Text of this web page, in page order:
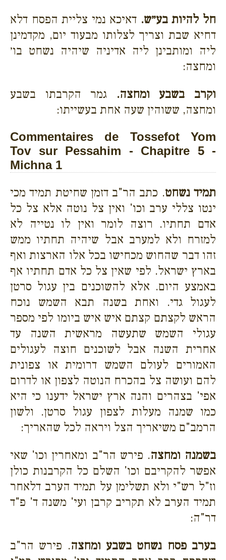
חל להיות בע״ש. דאיכא נמי צליית הפסח דלא
דחיא שבת וצריך לצלותו מבעוד יום, מקדמינן
ליה ומותבינן ליה אדיניה שיהיה נשחט בו׳
ומחצה:
וקרב בשבע ומחצה. גמר הקרבתו בשבע
ומחצה, ששוהין שעה אחת בעשייתו:
Commentaires de Tossefot Yom
Tov sur Pessahim - Chapitre 5 -
Michna 1
תמיד נשחט. כתב הר"ב דזמן שחיטת תמיד מכי
ינטו צללי ערב וכו' ואין צל נוטה אלא צל כל
אדם תחתיו. רוצה לומר ואין לו נטייה לא
למזרח ולא למערב אבל שיהיה תחתיו ממש
זהו דבר שהחוש מכחישו בכל אלו הארצות ואף
בארץ ישראל. לפי שאין צל כל אדם תחתיו אף
באמצע היום. אלא להשוכנים בין עגול סרטן
לעגול גדי. ואחת בשנה תבא השמש נוכח
הראש לקצתם קצתם איש איש ביומו לפי מספר
עגולי השמש שתעשה מראשית השנה עד
אחרית השנה אבל לשוכנים חוצה לעגולים
האמורים לעולם השמש דרומית או צפונית
להם ועושה צל בהכרח הנוטה לצפון או לדרום
אפי' בצהרים והנה ארץ ישראל ידענו כי היא
כמו שמנה מעלות לצפון עגול סרטן. ולשון
הרמב"ם משיאריך הצל ויראה לכל שהאריך:
בשמנה ומחצה. פירש הר"ב ומאחרין וכו' שאי
אפשר להקריבם וכו' השלם כל הקרבנות כולן
וז"ל רש"י ולא תשלימן על תמיד הערב דלאחר
תמיד הערב לא תקריב קרבן ועי' משנה ד' פ"ד
דר"ה:
בערב פסח נשחט בשבע ומחצה. פירש הר"ב